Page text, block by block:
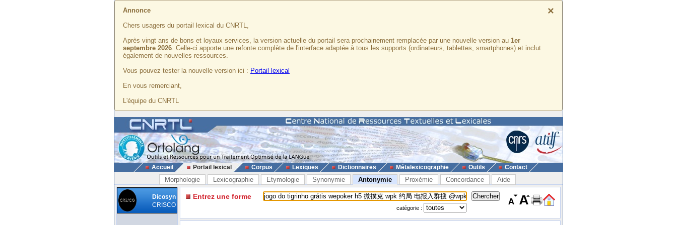
×
Annonce
Chers usagers du portail lexical du CNRTL,
Après vingt ans de bons et loyaux services, la version actuelle du portail sera prochainement remplacée par une nouvelle version au 1er
septembre 2026. Celle-ci apporte une refonte complète de l'interface adaptée à tous les supports (ordinateurs, tablettes, smartphones) et inclut
également de nouvelles ressources.
Vous pouvez tester la nouvelle version ici : Portail lexical
En vous remerciant,
L'équipe du CNRTL
Accueil Portail lexical Corpus Lexiques Dictionnaires Métalexicographie Outils Contact
Morphologie Lexicographie Etymologie Synonymie Antonymie Proxémie Concordance Aide
Dicosyn
CRISCO
Entrez une forme
catégorie :